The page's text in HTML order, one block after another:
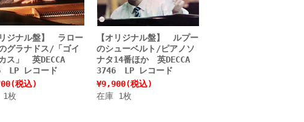
リジナル盤】 ラロー
グラナドス/「ゴイ
ス」 英DECCA
LP レコード
(税込)
1枚
【オリジナル盤】 ルプー
のシューベルト/ピアノソ
ナタ14番ほか 英DECCA
3746 LP レコード
¥9,900(税込)
在庫 1枚